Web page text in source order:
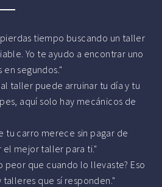
tiempo buscando un taller
Yo te ayudo a encontrar uno
segundos."
taller puede arruinar tu día y tu
aquí solo hay mecánicos de
tu carro merece sin pagar de
el mejor taller para ti."
peor que cuando lo llevaste? Eso
talleres que sí responden."